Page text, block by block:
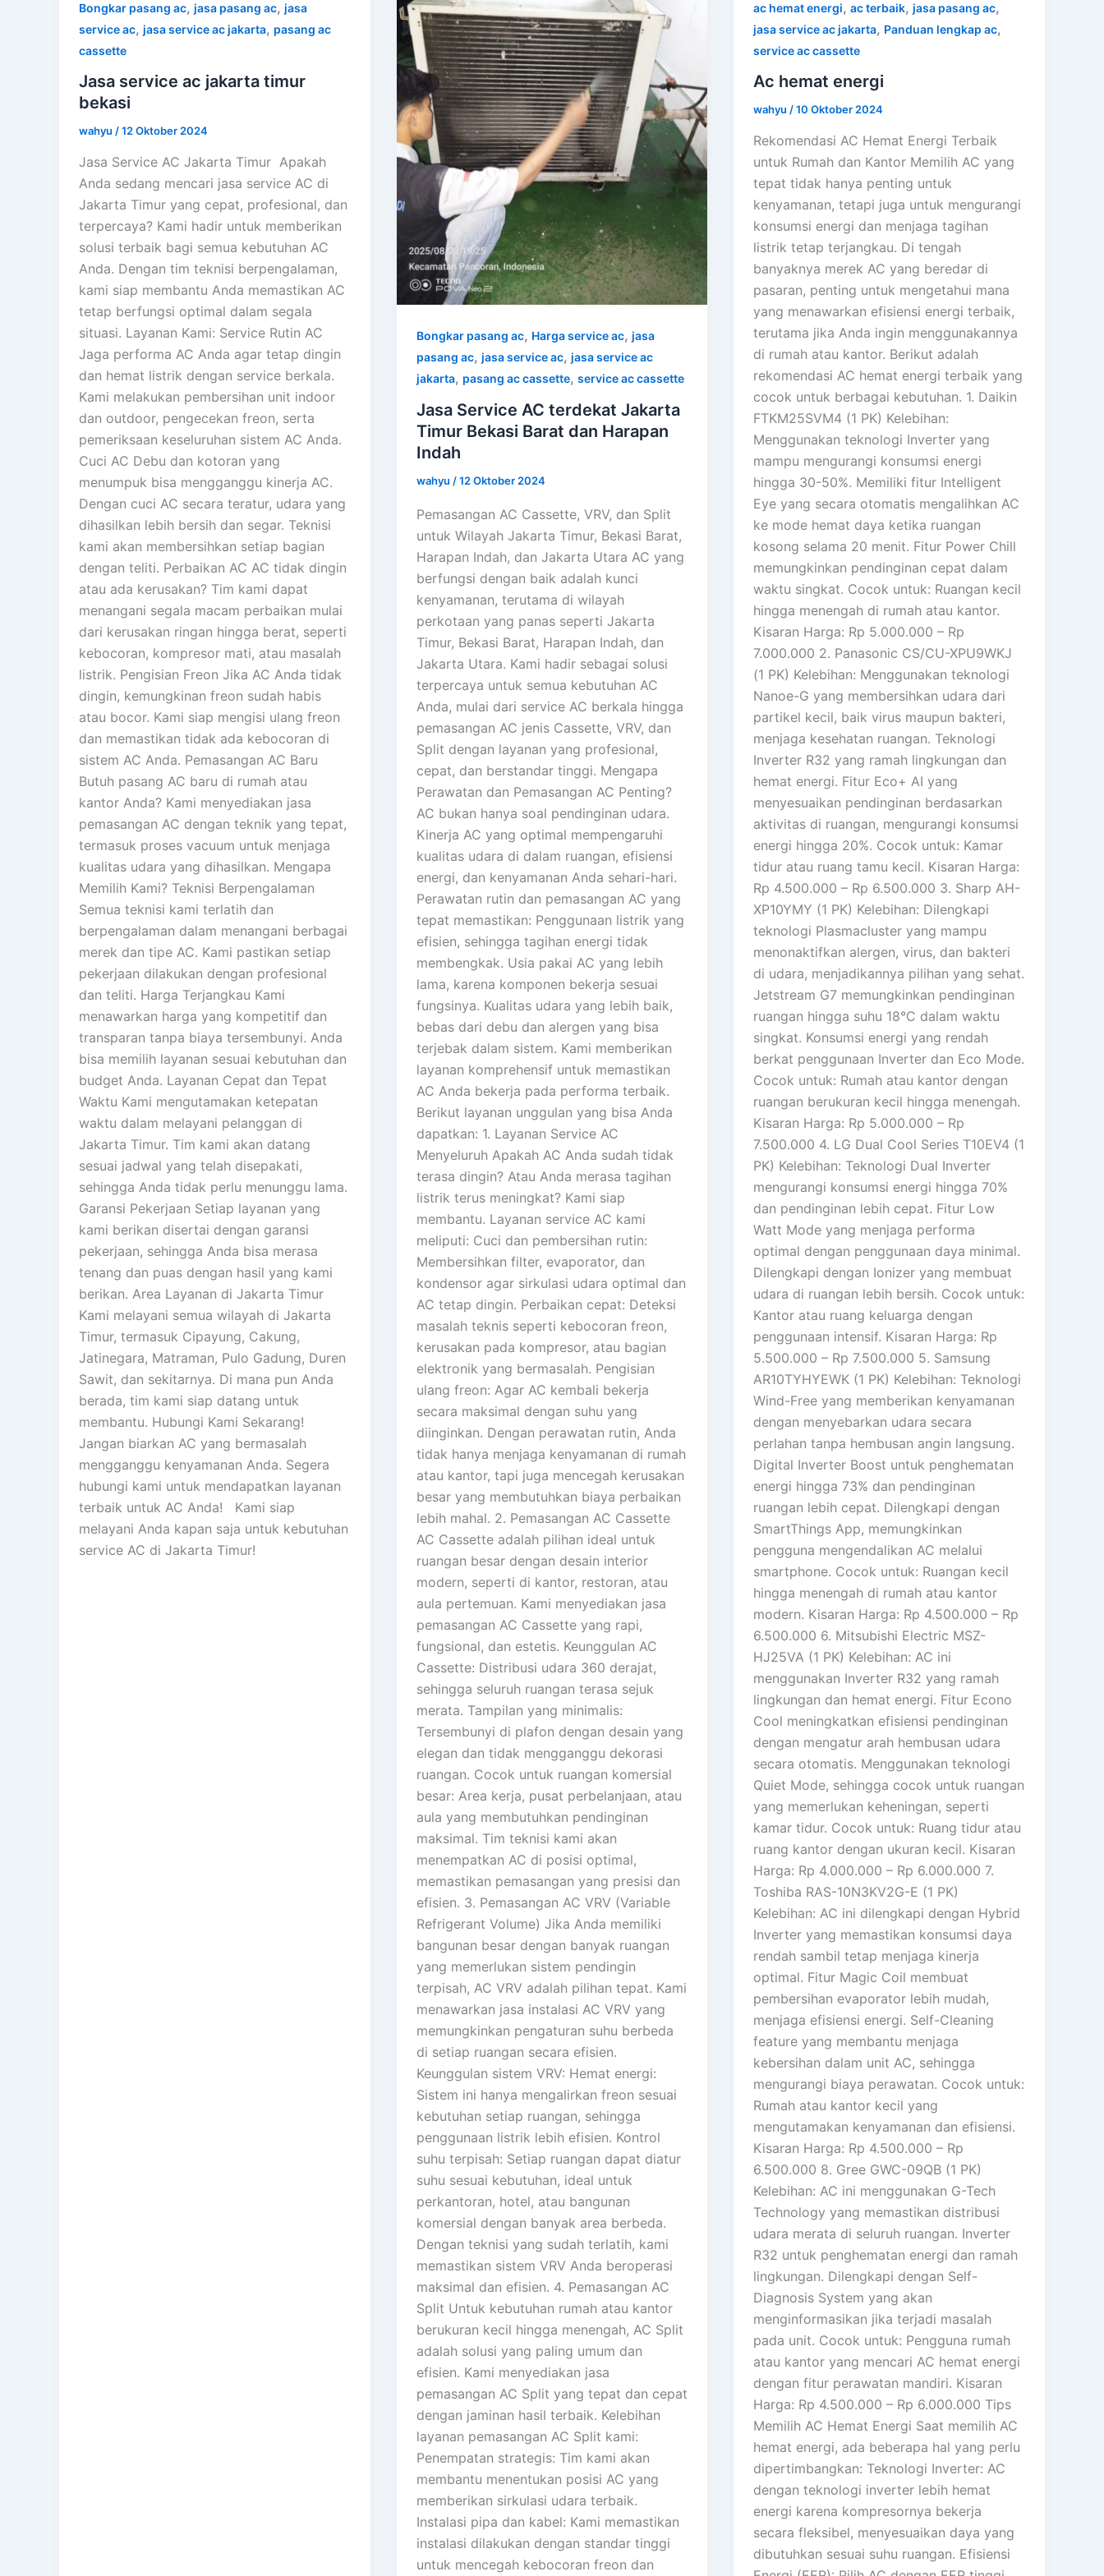
Bongkar pasang ac, jasa pasang ac, jasa
service ac, jasa service ac jakarta, pasang ac
cassette
Jasa service ac jakarta timur
bekasi
wahyu /12 Oktober 2024
Jasa Service AC Jakarta Timur Apakah
Anda sedang mencari jasa service AC di
Jakarta Timur yang cepat, profesional, dan
terpercaya? Kami hadir untuk memberikan
solusi terbaik bagi semua kebutuhan AC
Anda. Dengan tim teknisi berpengalaman,
kami siap membantu Anda memastikan AC
tetap berfungsi optimal dalam segala
situasi. Layanan Kami: Service Rutin AC
Jaga performa AC Anda agar tetap dingin
dan hemat listrik dengan service berkala.
Kami melakukan pembersihan unit indoor
dan outdoor, pengecekan freon, serta
pemeriksaan keseluruhan sistem AC Anda.
Cuci AC Debu dan kotoran yang
menumpuk bisa mengganggu kinerja AC.
Dengan cuci AC secara teratur, udara yang
dihasilkan lebih bersih dan segar. Teknisi
kami akan membersihkan setiap bagian
dengan teliti. Perbaikan AC AC tidak dingin
atau ada kerusakan? Tim kami dapat
menangani segala macam perbaikan mulai
dari kerusakan ringan hingga berat, seperti
kebocoran, kompresor mati, atau masalah
listrik. Pengisian Freon Jika AC Anda tidak
dingin, kemungkinan freon sudah habis
atau bocor. Kami siap mengisi ulang freon
dan memastikan tidak ada kebocoran di
sistem AC Anda. Pemasangan AC Baru
Butuh pasang AC baru di rumah atau
kantor Anda? Kami menyediakan jasa
pemasangan AC dengan teknik yang tepat,
termasuk proses vacuum untuk menjaga
kualitas udara yang dihasilkan. Mengapa
Memilih Kami? Teknisi Berpengalaman
Semua teknisi kami terlatih dan
berpengalaman dalam menangani berbagai
merek dan tipe AC. Kami pastikan setiap
pekerjaan dilakukan dengan profesional
dan teliti. Harga Terjangkau Kami
menawarkan harga yang kompetitif dan
transparan tanpa biaya tersembunyi. Anda
bisa memilih layanan sesuai kebutuhan dan
budget Anda. Layanan Cepat dan Tepat
Waktu Kami mengutamakan ketepatan
waktu dalam melayani pelanggan di
Jakarta Timur. Tim kami akan datang
sesuai jadwal yang telah disepakati,
sehingga Anda tidak perlu menunggu lama.
Garansi Pekerjaan Setiap layanan yang
kami berikan disertai dengan garansi
pekerjaan, sehingga Anda bisa merasa
tenang dan puas dengan hasil yang kami
berikan. Area Layanan di Jakarta Timur
Kami melayani semua wilayah di Jakarta
Timur, termasuk Cipayung, Cakung,
Jatinegara, Matraman, Pulo Gadung, Duren
Sawit, dan sekitarnya. Di mana pun Anda
berada, tim kami siap datang untuk
membantu. Hubungi Kami Sekarang!
Jangan biarkan AC yang bermasalah
mengganggu kenyamanan Anda. Segera
hubungi kami untuk mendapatkan layanan
terbaik untuk AC Anda! Kami siap
melayani Anda kapan saja untuk kebutuhan
service AC di Jakarta Timur!
Bongkar pasang ac, Harga service ac, jasa
pasang ac, jasa service ac, jasa service ac
jakarta, pasang ac cassette, service ac cassette
Jasa Service AC terdekat Jakarta
Timur Bekasi Barat dan Harapan
Indah
wahyu /12 Oktober 2024
Pemasangan AC Cassette, VRV, dan Split
untuk Wilayah Jakarta Timur, Bekasi Barat,
Harapan Indah, dan Jakarta Utara AC yang
berfungsi dengan baik adalah kunci
kenyamanan, terutama di wilayah
perkotaan yang panas seperti Jakarta
Timur, Bekasi Barat, Harapan Indah, dan
Jakarta Utara. Kami hadir sebagai solusi
terpercaya untuk semua kebutuhan AC
Anda, mulai dari service AC berkala hingga
pemasangan AC jenis Cassette, VRV, dan
Split dengan layanan yang profesional,
cepat, dan berstandar tinggi. Mengapa
Perawatan dan Pemasangan AC Penting?
AC bukan hanya soal pendinginan udara.
Kinerja AC yang optimal mempengaruhi
kualitas udara di dalam ruangan, efisiensi
energi, dan kenyamanan Anda sehari-hari.
Perawatan rutin dan pemasangan AC yang
tepat memastikan: Penggunaan listrik yang
efisien, sehingga tagihan energi tidak
membengkak. Usia pakai AC yang lebih
lama, karena komponen bekerja sesuai
fungsinya. Kualitas udara yang lebih baik,
bebas dari debu dan alergen yang bisa
terjebak dalam sistem. Kami memberikan
layanan komprehensif untuk memastikan
AC Anda bekerja pada performa terbaik.
Berikut layanan unggulan yang bisa Anda
dapatkan: 1. Layanan Service AC
Menyeluruh Apakah AC Anda sudah tidak
terasa dingin? Atau Anda merasa tagihan
listrik terus meningkat? Kami siap
membantu. Layanan service AC kami
meliputi: Cuci dan pembersihan rutin:
Membersihkan filter, evaporator, dan
kondensor agar sirkulasi udara optimal dan
AC tetap dingin. Perbaikan cepat: Deteksi
masalah teknis seperti kebocoran freon,
kerusakan pada kompresor, atau bagian
elektronik yang bermasalah. Pengisian
ulang freon: Agar AC kembali bekerja
secara maksimal dengan suhu yang
diinginkan. Dengan perawatan rutin, Anda
tidak hanya menjaga kenyamanan di rumah
atau kantor, tapi juga mencegah kerusakan
besar yang membutuhkan biaya perbaikan
lebih mahal. 2. Pemasangan AC Cassette
AC Cassette adalah pilihan ideal untuk
ruangan besar dengan desain interior
modern, seperti di kantor, restoran, atau
aula pertemuan. Kami menyediakan jasa
pemasangan AC Cassette yang rapi,
fungsional, dan estetis. Keunggulan AC
Cassette: Distribusi udara 360 derajat,
sehingga seluruh ruangan terasa sejuk
merata. Tampilan yang minimalis:
Tersembunyi di plafon dengan desain yang
elegan dan tidak mengganggu dekorasi
ruangan. Cocok untuk ruangan komersial
besar: Area kerja, pusat perbelanjaan, atau
aula yang membutuhkan pendinginan
maksimal. Tim teknisi kami akan
menempatkan AC di posisi optimal,
memastikan pemasangan yang presisi dan
efisien. 3. Pemasangan AC VRV (Variable
Refrigerant Volume) Jika Anda memiliki
bangunan besar dengan banyak ruangan
yang memerlukan sistem pendingin
terpisah, AC VRV adalah pilihan tepat. Kami
menawarkan jasa instalasi AC VRV yang
memungkinkan pengaturan suhu berbeda
di setiap ruangan secara efisien.
Keunggulan sistem VRV: Hemat energi:
Sistem ini hanya mengalirkan freon sesuai
kebutuhan setiap ruangan, sehingga
penggunaan listrik lebih efisien. Kontrol
suhu terpisah: Setiap ruangan dapat diatur
suhu sesuai kebutuhan, ideal untuk
perkantoran, hotel, atau bangunan
komersial dengan banyak area berbeda.
Dengan teknisi yang sudah terlatih, kami
memastikan sistem VRV Anda beroperasi
maksimal dan efisien. 4. Pemasangan AC
Split Untuk kebutuhan rumah atau kantor
berukuran kecil hingga menengah, AC Split
adalah solusi yang paling umum dan
efisien. Kami menyediakan jasa
pemasangan AC Split yang tepat dan cepat
dengan jaminan hasil terbaik. Kelebihan
layanan pemasangan AC Split kami:
Penempatan strategis: Tim kami akan
membantu menentukan posisi AC yang
memberikan sirkulasi udara terbaik.
Instalasi pipa dan kabel: Kami memastikan
instalasi dilakukan dengan standar tinggi
untuk mencegah kebocoran freon dan
ac hemat energi,ac terbaik,jasa pasang ac,
jasa service ac jakarta, Panduan lengkap ac,
service ac cassette
Ac hemat energi
wahyu/10 Oktober 2024
Rekomendasi AC Hemat Energi Terbaik
untuk Rumah dan Kantor Memilih AC yang
tepat tidak hanya penting untuk
kenyamanan, tetapi juga untuk mengurangi
konsumsi energi dan menjaga tagihan
listrik tetap terjangkau. Di tengah
banyaknya merek AC yang beredar di
pasaran, penting untuk mengetahui mana
yang menawarkan efisiensi energi terbaik,
terutama jika Anda ingin menggunakannya
di rumah atau kantor. Berikut adalah
rekomendasi AC hemat energi terbaik yang
cocok untuk berbagai kebutuhan. 1. Daikin
FTKM25SVM4 (1 PK) Kelebihan:
Menggunakan teknologi Inverter yang
mampu mengurangi konsumsi energi
hingga 30-50%. Memiliki fitur Intelligent
Eye yang secara otomatis mengalihkan AC
ke mode hemat daya ketika ruangan
kosong selama 20 menit. Fitur Power Chill
memungkinkan pendinginan cepat dalam
waktu singkat. Cocok untuk: Ruangan kecil
hingga menengah di rumah atau kantor.
Kisaran Harga: Rp 5.000.000 – Rp
7.000.000 2. Panasonic CS/CU-XPU9WKJ
(1 PK) Kelebihan: Menggunakan teknologi
Nanoe-G yang membersihkan udara dari
partikel kecil, baik virus maupun bakteri,
menjaga kesehatan ruangan. Teknologi
Inverter R32 yang ramah lingkungan dan
hemat energi. Fitur Eco+ AI yang
menyesuaikan pendinginan berdasarkan
aktivitas di ruangan, mengurangi konsumsi
energi hingga 20%. Cocok untuk: Kamar
tidur atau ruang tamu kecil. Kisaran Harga:
Rp 4.500.000 – Rp 6.500.000 3. Sharp AH-
XP10YMY (1 PK) Kelebihan: Dilengkapi
teknologi Plasmacluster yang mampu
menonaktifkan alergen, virus, dan bakteri
di udara, menjadikannya pilihan yang sehat.
Jetstream G7 memungkinkan pendinginan
ruangan hingga suhu 18°C dalam waktu
singkat. Konsumsi energi yang rendah
berkat penggunaan Inverter dan Eco Mode.
Cocok untuk: Rumah atau kantor dengan
ruangan berukuran kecil hingga menengah.
Kisaran Harga: Rp 5.000.000 – Rp
7.500.000 4. LG Dual Cool Series T10EV4 (1
PK) Kelebihan: Teknologi Dual Inverter
mengurangi konsumsi energi hingga 70%
dan pendinginan lebih cepat. Fitur Low
Watt Mode yang menjaga performa
optimal dengan penggunaan daya minimal.
Dilengkapi dengan Ionizer yang membuat
udara di ruangan lebih bersih. Cocok untuk:
Kantor atau ruang keluarga dengan
penggunaan intensif. Kisaran Harga: Rp
5.500.000 – Rp 7.500.000 5. Samsung
AR10TYHYEWK (1 PK) Kelebihan: Teknologi
Wind-Free yang memberikan kenyamanan
dengan menyebarkan udara secara
perlahan tanpa hembusan angin langsung.
Digital Inverter Boost untuk penghematan
energi hingga 73% dan pendinginan
ruangan lebih cepat. Dilengkapi dengan
SmartThings App, memungkinkan
pengguna mengendalikan AC melalui
smartphone. Cocok untuk: Ruangan kecil
hingga menengah di rumah atau kantor
modern. Kisaran Harga: Rp 4.500.000 – Rp
6.500.000 6. Mitsubishi Electric MSZ-
HJ25VA (1 PK) Kelebihan: AC ini
menggunakan Inverter R32 yang ramah
lingkungan dan hemat energi. Fitur Econo
Cool meningkatkan efisiensi pendinginan
dengan mengatur arah hembusan udara
secara otomatis. Menggunakan teknologi
Quiet Mode, sehingga cocok untuk ruangan
yang memerlukan keheningan, seperti
kamar tidur. Cocok untuk: Ruang tidur atau
ruang kantor dengan ukuran kecil. Kisaran
Harga: Rp 4.000.000 – Rp 6.000.000 7.
Toshiba RAS-10N3KV2G-E (1 PK)
Kelebihan: AC ini dilengkapi dengan Hybrid
Inverter yang memastikan konsumsi daya
rendah sambil tetap menjaga kinerja
optimal. Fitur Magic Coil membuat
pembersihan evaporator lebih mudah,
menjaga efisiensi energi. Self-Cleaning
feature yang membantu menjaga
kebersihan dalam unit AC, sehingga
mengurangi biaya perawatan. Cocok untuk:
Rumah atau kantor kecil yang
mengutamakan kenyamanan dan efisiensi.
Kisaran Harga: Rp 4.500.000 – Rp
6.500.000 8. Gree GWC-09QB (1 PK)
Kelebihan: AC ini menggunakan G-Tech
Technology yang memastikan distribusi
udara merata di seluruh ruangan. Inverter
R32 untuk penghematan energi dan ramah
lingkungan. Dilengkapi dengan Self-
Diagnosis System yang akan
menginformasikan jika terjadi masalah
pada unit. Cocok untuk: Pengguna rumah
atau kantor yang mencari AC hemat energi
dengan fitur perawatan mandiri. Kisaran
Harga: Rp 4.500.000 – Rp 6.000.000 Tips
Memilih AC Hemat Energi Saat memilih AC
hemat energi, ada beberapa hal yang perlu
dipertimbangkan: Teknologi Inverter: AC
dengan teknologi inverter lebih hemat
energi karena kompresornya bekerja
secara fleksibel, menyesuaikan daya yang
dibutuhkan sesuai suhu ruangan. Efisiensi